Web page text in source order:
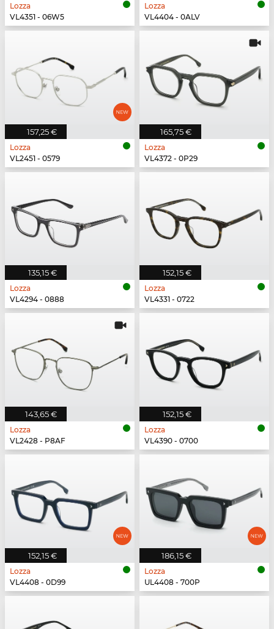
Lozza
VL4351 - 06W5
Lozza
VL4404 - 0ALV
157,25 €
Lozza
VL2451 - 0579
165,75 €
Lozza
VL4372 - 0P29
135,15 €
Lozza
VL4294 - 0888
152,15 €
Lozza
VL4331 - 0722
143,65 €
Lozza
VL2428 - P8AF
152,15 €
Lozza
VL4390 - 0700
152,15 €
Lozza
VL4408 - 0D99
186,15 €
Lozza
UL4408 - 700P